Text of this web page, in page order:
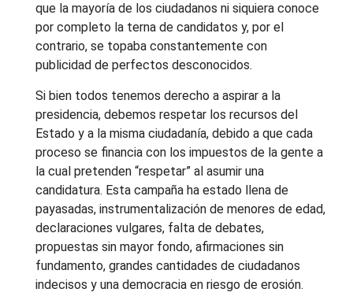
que la mayoría de los ciudadanos ni siquiera conoce
por completo la terna de candidatos y, por el
contrario, se topaba constantemente con
publicidad de perfectos desconocidos.
Si bien todos tenemos derecho a aspirar a la
presidencia, debemos respetar los recursos del
Estado y a la misma ciudadanía, debido a que cada
proceso se financia con los impuestos de la gente a
la cual pretenden “respetar” al asumir una
candidatura. Esta campaña ha estado llena de
payasadas, instrumentalización de menores de edad,
declaraciones vulgares, falta de debates,
propuestas sin mayor fondo, afirmaciones sin
fundamento, grandes cantidades de ciudadanos
indecisos y una democracia en riesgo de erosión.